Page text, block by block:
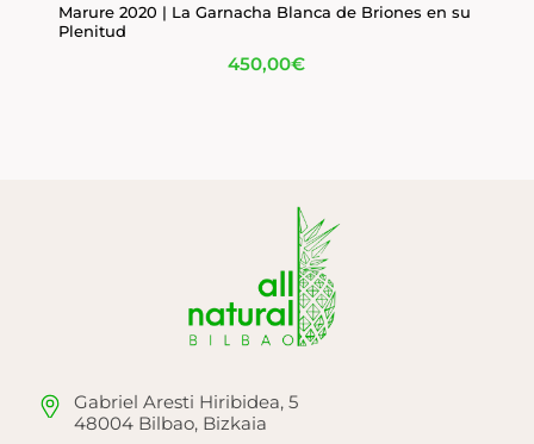
Marure 2020 | La Garnacha Blanca de Briones en su
Plenitud
450,00€
Gabriel Aresti Hiribidea, 5
48004 Bilbao, Bizkaia